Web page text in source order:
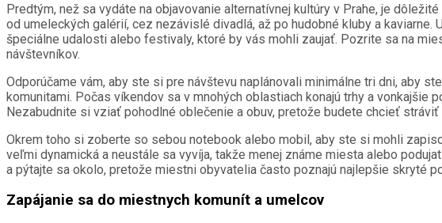
Predtým, než sa vydáte na objavovanie alternatívnej kultúry v Prahe, je
od umeleckých galérií, cez nezávislé divadlá, až po hudobné kluby a
špeciálne udalosti alebo festivaly, ktoré by vás mohli zaujať. Pozrite sa na
návštevníkov.
Odporúčame vám, aby ste si pre návštevu naplánovali minimálne tri dni, aby
komunitami. Počas víkendov sa v mnohých oblastiach konajú trhy a
Nezabudnite si vziať pohodlné oblečenie a obuv, pretože budete chcieť
Okrem toho si zoberte so sebou notebook alebo mobil, aby ste si mohli
veľmi dynamická a neustále sa vyvíja, takže menej známe miesta alebo
a pýtajte sa okolo, pretože miestni obyvatelia často poznajú najlepšie skryté
Zapájanie sa do miestnych komunít a umelcov